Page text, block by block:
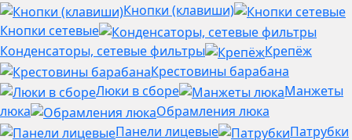
Кнопки (клавиши)
Кнопки сетевые
Конденсаторы, сетевые фильтры
Крепёж
Крестовины барабана
Люки в сборе
Манжеты
люка
Обрамления люка
Панели лицевые
Патрубки